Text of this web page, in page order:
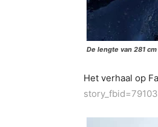
De lengte van 281
Het verhaal op